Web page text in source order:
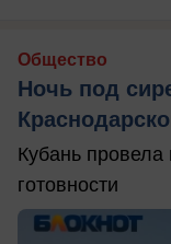
Общество
Ночь под
Кубань
готовности